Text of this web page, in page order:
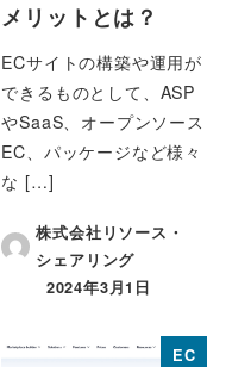
メリットとは？
ECサイトの構築や運用が
できるものとして、ASP
やSaaS、オープンソース
EC、パッケージなど様々
な […]
株式会社リソース・
シェアリング
投稿日
2024年3月1日
EC